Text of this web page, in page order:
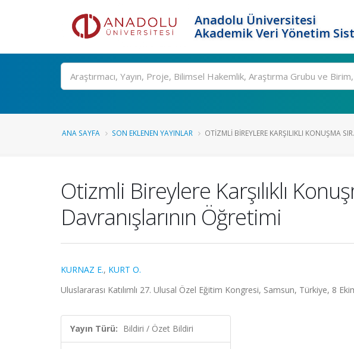
Anadolu Üniversitesi
Akademik Veri Yönetim
Ara
ANA SAYFA SON EKLENEN YAYINLAR OTIZMLI BIREYLERE KARŞILIKLI KONUŞMA
Otizmli Bireylere Karşılıklı
Davranışlarının Öğretimi
KURNAZ E., KURT O.
Uluslararası Katılımlı 27. Ulusal Özel Eğitim Kongresi, Samsun, Türkiye, 8
Yayın Türü: Bildiri / Özet Bildiri